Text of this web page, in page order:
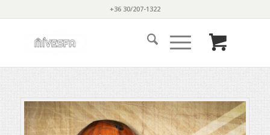
+36 30/207-1322